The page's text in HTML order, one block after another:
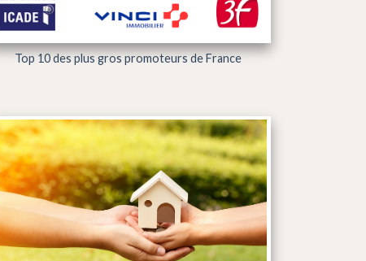
Top 10 des plus gros promoteurs de France